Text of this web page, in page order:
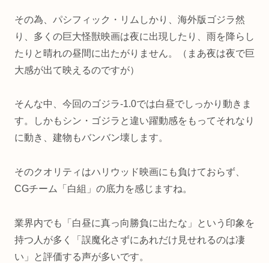
その為、パシフィック・リムしかり、海外版ゴジラ然
り、多くの巨大怪獣映画は夜に出現したり、雨を降らし
たりと晴れの昼間に出たがりません。（まあ夜は夜で巨
大感が出て映えるのですが）
そんな中、今回のゴジラ-1.0では白昼でしっかり動きま
す。しかもシン・ゴジラと違い躍動感をもってそれなり
に動き、建物もバンバン壊します。
そのクオリティはハリウッド映画にも負けておらず、
CGチーム「白組」の底力を感じますね。
業界内でも「白昼に真っ向勝負に出たな」という印象を
持つ人が多く「誤魔化さずにあれだけ見せれるのは凄
い」と評価する声が多いです。